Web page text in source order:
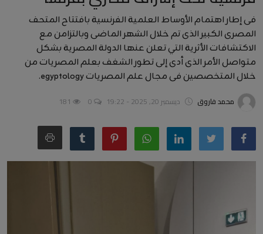
أخبار عربية وعالمية
علوم وتكنولوجيا
طب وعلاج
سياسة ونواب
مقالات
فى إطار اهتمام الأوساط العلمية الفرنسية بافتتاح المتحف
المصرى الكبير الذى تم خلال الشهر الماضى وبالتزامن مع
الاكتشافات الأثرية التي تعلن عنها الدولة المصرية بشكل
متواصل الأمر الذى أدى إلى تطور الشغف بعلم المصريات من
خلال المتخصصين فى مجال علم المصريات egyptology.
محمد فاروق ديسمبر 20, 2025 - 19:22